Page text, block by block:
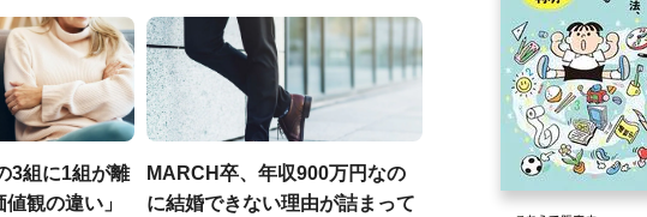
3組に1組が離
観の違い」
MARCH卒、年収900万円なの
に結婚できない理由が詰まって